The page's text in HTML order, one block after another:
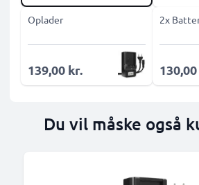
Oplader
139,00 kr.
2x
Du vil måske også